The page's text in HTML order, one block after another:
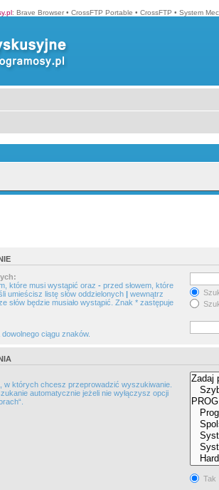
: Brave Browser • CrossFTP Portable • CrossFTP • System
które musi wystąpić oraz - przed słowem, które
umieścisz listę słów oddzielonych | wewnątrz
słów będzie musiało wystąpić. Znak * zastępuje
ciągu znaków.
w których chcesz przeprowadzić wyszukiwanie.
automatycznie jeżeli nie wyłączysz opcji
Tak